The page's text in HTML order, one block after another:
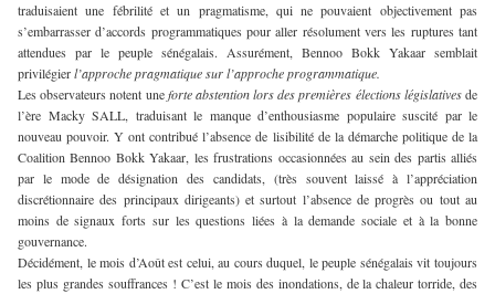
traduisaient une fébrilité et un pragmatisme, qui ne pouvaient objectivement pas
s’embarrasser d’accords programmatiques pour aller résolument vers les ruptures tant
attendues par le peuple sénégalais. Assurément, Bennoo Bokk Yakaar semblait
privilégierl’approche pragmatique sur l’approche programmatique.
Les observateurs notent uneforte abstention lors des premières élections législativesde
l’ère Macky SALL, traduisant le manque d’enthousiasme populaire suscité par le
nouveau pouvoir. Y ont contribué l’absence de lisibilité de la démarche politique de la
Coalition Bennoo Bokk Yakaar, les frustrations occasionnées au sein des partis alliés
par le mode de désignation des candidats, (très souvent laissé à l’appréciation
discrétionnaire des principaux dirigeants) et surtout l’absence de progrès ou tout au
moins de signaux forts sur les questions liées à la demande sociale et à la bonne
gouvernance.
Décidément, le mois d’Août est celui, au cours duquel, le peuple sénégalais vit toujours
les plus grandes souffrances ! C’est le mois des inondations, de la chaleur torride, des